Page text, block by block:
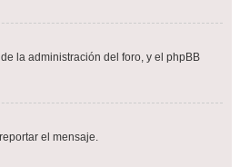
la administración del foro, y el phpBB
el mensaje.